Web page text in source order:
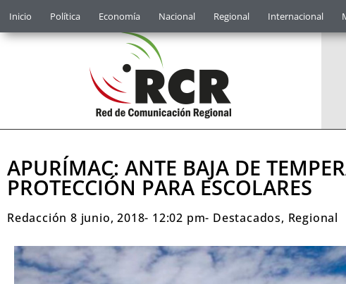
Inicio Política Economía Nacional Regional Internacional
APURÍMAC: ANTE BAJA DE
PROTECCIÓN PARA ESCOLARES
Redacción 8 junio, 2018- 12:02 pm- Destacados, Regional